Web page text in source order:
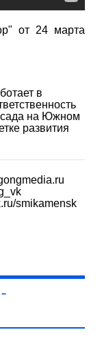
от 24 марта
в
сада на Южном
развития
smikamensk